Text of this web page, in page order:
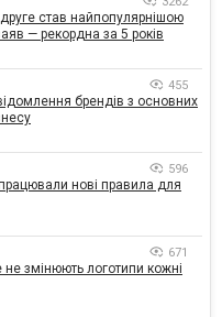
став найпопулярнішою
— рекордна за 5 років
455
брендів з основних
596
нові правила для
671
змінюють логотипи кожні